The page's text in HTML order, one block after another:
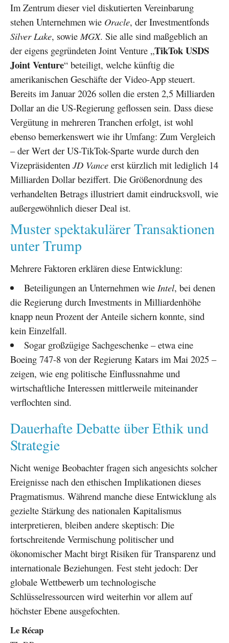
Im Zentrum dieser viel diskutierten Vereinbarung
stehen Unternehmen wie Oracle, der Investmentfonds
Silver Lake, sowie MGX. Sie alle sind maßgeblich an
der eigens gegründeten Joint Venture „TikTok USDS
Joint Venture“ beteiligt, welche künftig die
amerikanischen Geschäfte der Video-App steuert.
Bereits im Januar 2026 sollen die ersten 2,5 Milliarden
Dollar an die US-Regierung geflossen sein. Dass diese
Vergütung in mehreren Tranchen erfolgt, ist wohl
ebenso bemerkenswert wie ihr Umfang: Zum Vergleich
– der Wert der US-TikTok-Sparte wurde durch den
Vizepräsidenten JD Vance erst kürzlich mit lediglich 14
Milliarden Dollar beziffert. Die Größenordnung des
verhandelten Betrags illustriert damit eindrucksvoll, wie
außergewöhnlich dieser Deal ist.
Muster spektakulärer Transaktionen
unter Trump
Mehrere Faktoren erklären diese Entwicklung:
Beteiligungen an Unternehmen wie Intel, bei denen
die Regierung durch Investments in Milliardenhöhe
knapp neun Prozent der Anteile sichern konnte, sind
kein Einzelfall.
Sogar großzügige Sachgeschenke – etwa eine
Boeing 747-8 von der Regierung Katars im Mai 2025 –
zeigen, wie eng politische Einflussnahme und
wirtschaftliche Interessen mittlerweile miteinander
verflochten sind.
Dauerhafte Debatte über Ethik und
Strategie
Nicht wenige Beobachter fragen sich angesichts solcher
Ereignisse nach den ethischen Implikationen dieses
Pragmatismus. Während manche diese Entwicklung als
gezielte Stärkung des nationalen Kapitalismus
interpretieren, bleiben andere skeptisch: Die
fortschreitende Vermischung politischer und
ökonomischer Macht birgt Risiken für Transparenz und
internationale Beziehungen. Fest steht jedoch: Der
globale Wettbewerb um technologische
Schlüsselressourcen wird weiterhin vor allem auf
höchster Ebene ausgefochten.
Le Récap